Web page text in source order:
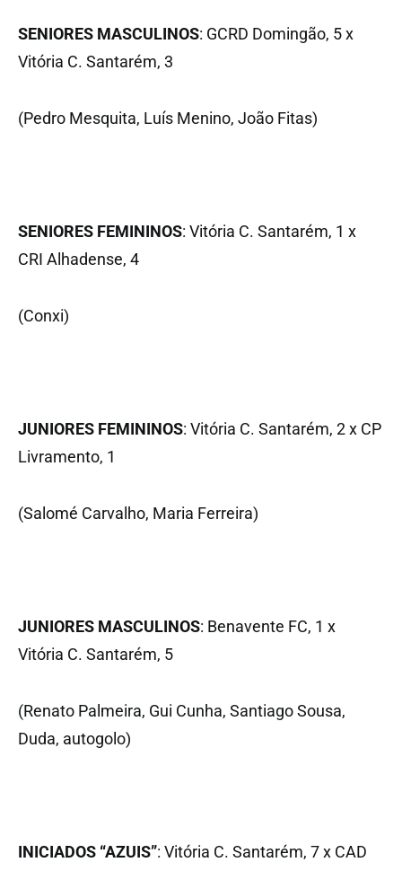
SENIORES MASCULINOS: GCRD Domingão, 5 x
Vitória C. Santarém, 3
(Pedro Mesquita, Luís Menino, João Fitas)
SENIORES FEMININOS: Vitória C. Santarém, 1 x
CRI Alhadense, 4
(Conxi)
JUNIORES FEMININOS: Vitória C. Santarém, 2 x CP
Livramento, 1
(Salomé Carvalho, Maria Ferreira)
JUNIORES MASCULINOS: Benavente FC, 1 x
Vitória C. Santarém, 5
(Renato Palmeira, Gui Cunha, Santiago Sousa,
Duda, autogolo)
INICIADOS “AZUIS”: Vitória C. Santarém, 7 x CAD